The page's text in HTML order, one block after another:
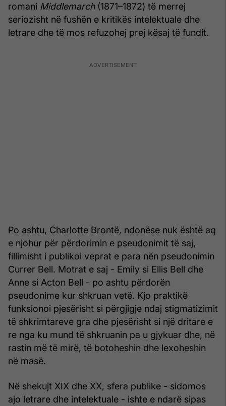
romani Middlemarch (1871–1872) të merrej
seriozisht në fushën e kritikës intelektuale dhe
letrare dhe të mos refuzohej prej kësaj të fundit.
Po ashtu, Charlotte Brontë, ndonëse nuk është aq
e njohur për përdorimin e pseudonimit të saj,
fillimisht i publikoi veprat e para nën pseudonimin
Currer Bell. Motrat e saj - Emily si Ellis Bell dhe
Anne si Acton Bell - po ashtu përdorën
pseudonime kur shkruan vetë. Kjo praktikë
funksionoi pjesërisht si përgjigje ndaj stigmatizimit
të shkrimtareve gra dhe pjesërisht si një dritare e
re nga ku mund të shkruanin pa u gjykuar dhe, në
rastin më të mirë, të botoheshin dhe lexoheshin
në masë.
Në shekujt XIX dhe XX, sfera publike - sidomos
ajo letrare dhe intelektuale - ishte e ndarë sipas